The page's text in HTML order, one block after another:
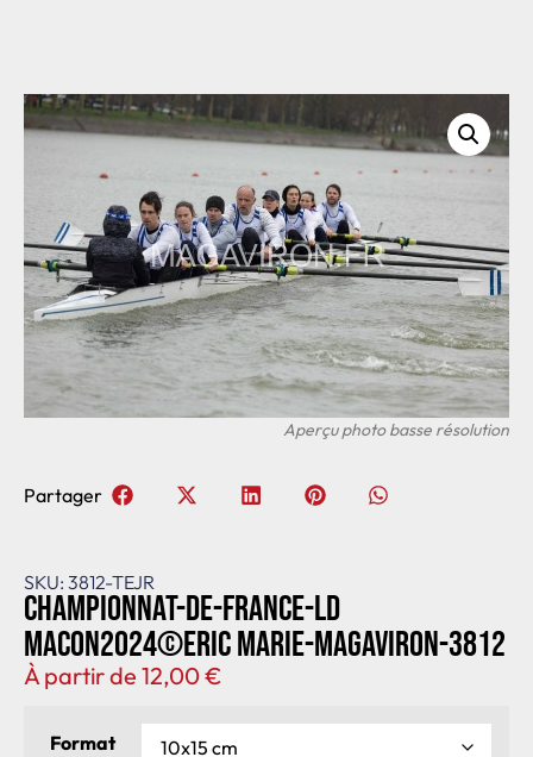
SKU: 3812-TEJR
Championnat-de-France-LD
Macon2024©Eric Marie-MagAviron-3812
À partir de 12,00€
Format
Partager